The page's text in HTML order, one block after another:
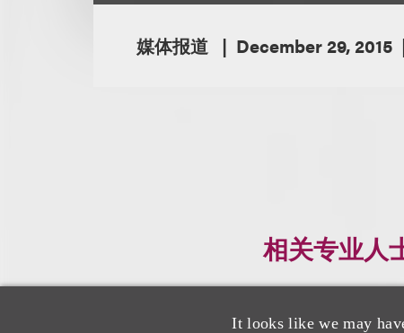
It looks like we may
媒体报道 December 29, 2015
相关专业人